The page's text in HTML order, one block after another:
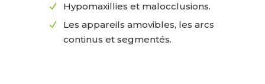
N Hypomaxillies et malocclusions.
N
Les appareils amovibles, les arcs
continus et segmentés.